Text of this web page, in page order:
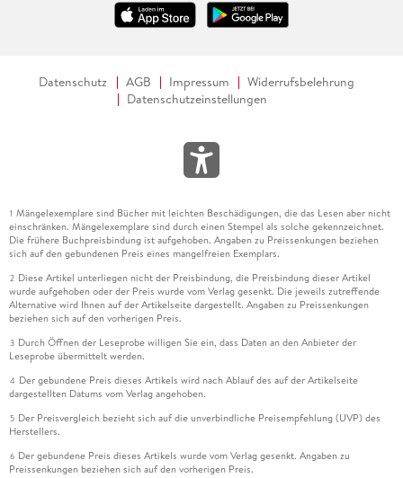
Datenschutz AGB Impressum
Widerrufsbelehrung
Datenschutzeinstellungen
1 Mängelexemplare sind Bücher mit leichten Beschädigungen, die das Lesen aber nicht
einschränken. Mängelexemplare sind durch einen Stempel als solche gekennzeichnet.
Die frühere Buchpreisbindung ist aufgehoben. Angaben zu Preissenkungen beziehen
sich auf den gebundenen Preis eines mangelfreien Exemplars.
2 Diese Artikel unterliegen nicht der Preisbindung, die Preisbindung dieser Artikel
wurde aufgehoben oder der Preis wurde vom Verlag gesenkt. Die jeweils zutreffende
Alternative wird Ihnen auf der Artikelseite dargestellt. Angaben zu Preissenkungen
beziehen sich auf den vorherigen Preis.
3 Durch Öffnen der Leseprobe willigen Sie ein, dass Daten an den Anbieter der
Leseprobe übermittelt werden.
4 Der gebundene Preis dieses Artikels wird nach Ablauf des auf der Artikelseite
dargestellten Datums vom Verlag angehoben.
5 Der Preisvergleich bezieht sich auf die unverbindliche Preisempfehlung (UVP) des
Herstellers.
6 Der gebundene Preis dieses Artikels wurde vom Verlag gesenkt. Angaben zu
Preissenkungen beziehen sich auf den vorherigen Preis.